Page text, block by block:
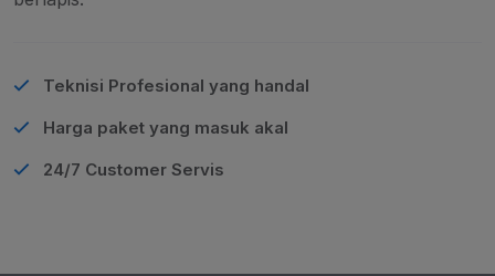
Teknisi Profesional yang handal
Harga paket yang masuk akal
24/7 Customer Servis